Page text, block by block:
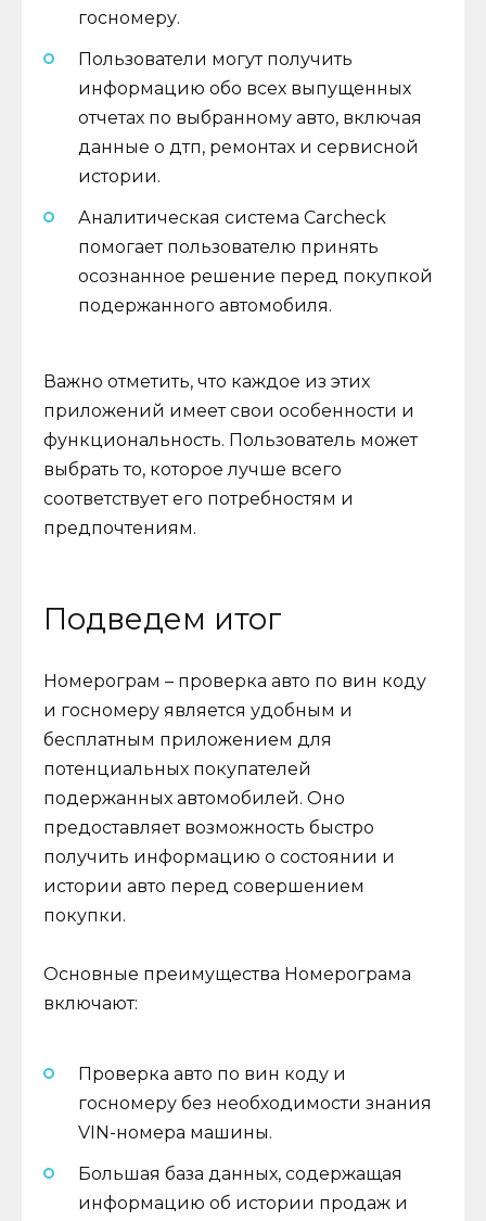
госномеру.
Пользователи могут получить
информацию обо всех выпущенных
отчетах по выбранному авто, включая
данные о дтп, ремонтах и сервисной
истории.
Аналитическая система Carcheck
помогает пользователю принять
осознанное решение перед покупкой
подержанного автомобиля.
Важно отметить, что каждое из этих
приложений имеет свои особенности и
функциональность. Пользователь может
выбрать то, которое лучше всего
соответствует его потребностям и
предпочтениям.
Подведем итог
Номерограм – проверка авто по вин коду
и госномеру является удобным и
бесплатным приложением для
потенциальных покупателей
подержанных автомобилей. Оно
предоставляет возможность быстро
получить информацию о состоянии и
истории авто перед совершением
покупки.
Основные преимущества Номерограма
включают:
Проверка авто по вин коду и
госномеру без необходимости знания
VIN-номера машины.
Большая база данных, содержащая
информацию об истории продаж и